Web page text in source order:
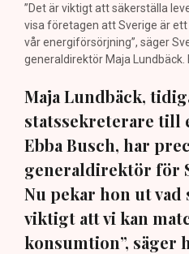
”Det är viktigt att säkerställa
visa företagen att Sverige är
vår energiförsörjning”, säger
generaldirektör Maja Lundbäck.
Maja Lundbäck,
statssekreterare till
Ebba Busch, har
generaldirektör för
Nu pekar hon ut vad
viktigt att vi kan
konsumtion”, säger